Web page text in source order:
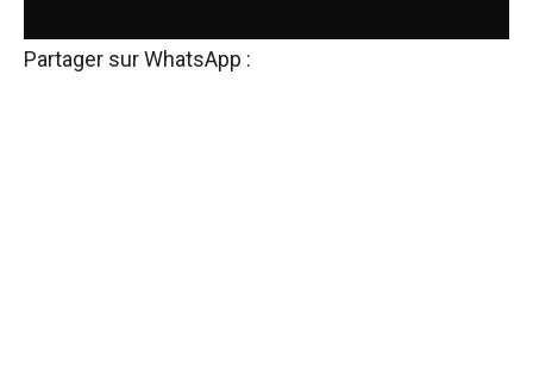
Partager sur WhatsApp :